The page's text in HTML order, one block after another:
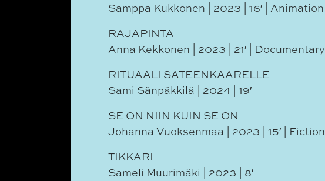
Samppa Kukkonen | 2023 | 16′ | Animation
RAJAPINTA
Anna Kekkonen | 2023 | 21′ | Documentary
RITUAALI SATEENKAARELLE
Sami Sänpäkkilä | 2024 | 19′
SE ON NIIN KUIN SE ON
Johanna Vuoksenmaa | 2023 | 15′ | Fiction
TIKKARI
Sameli Muurimäki | 2023 | 8′